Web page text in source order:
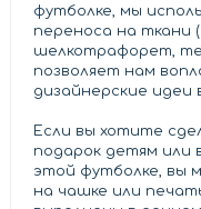
футболке, мы
переноса на ткани
шелкотрафорет,
позволяет нам
дизайнерские идеи
Если вы хотите
подарок детям или
этой футболке, вы
на чашке или